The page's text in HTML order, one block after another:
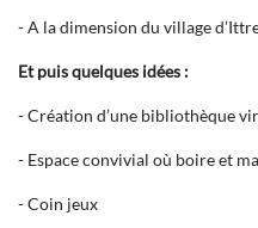
- A la dimension du village
Et puis quelques idées :
- Création d’une bibliothèque
- Espace convivial où boire et
- Coin jeux